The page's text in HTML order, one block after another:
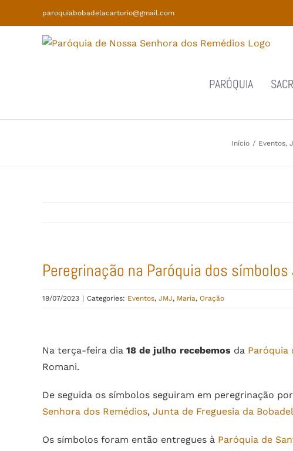
to
paroquiabobadelacartorio@gmail.com
PARÓQUIA
Início / Eventos,
Peregrinação na Paróquia dos
19/07/2023 | Categories: Eventos, JMJ, Maria, Oração
Larger
Image
Na terça-feira dia 18 de julho recebemos da Paróquia
Romani.
De seguida os símbolos seguiram em peregrinação
Senhora dos Remédios, Junta de Freguesia da
Os símbolos foram então entregues à Paróquia de